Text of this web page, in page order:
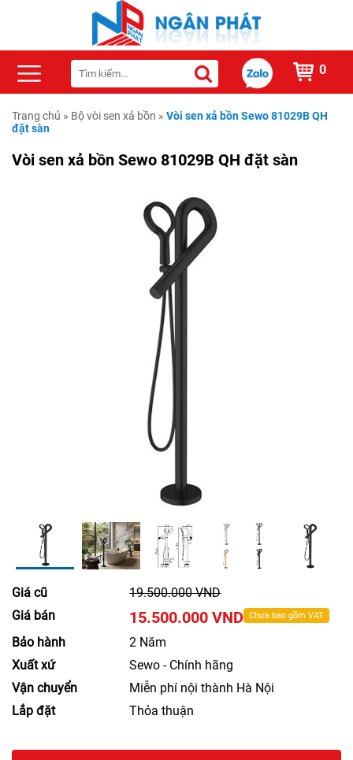
0
Trang chủ » Bộ vòi sen xả bồn » Vòi sen xả bồn Sewo 81029B QH
đặt sàn
Vòi sen xả bồn Sewo 81029B QH đặt sàn
Giá cũ
19.500.000 VND
Giá bán
15.500.000 VND Chưa bao gồm VAT
Bảo hành
2 Năm
Xuất xứ
Sewo - Chính hãng
Vận chuyển
Miễn phí nội thành Hà Nội
Lắp đặt
Thỏa thuận